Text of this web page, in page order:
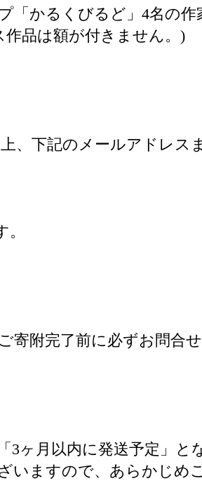
「かるくびるど」4名の作
品は額が付きません。)
、下記のメールアドレス
附完了前に必ずお問合せ
ヶ月以内に発送予定」と
いますので、あらかじめ